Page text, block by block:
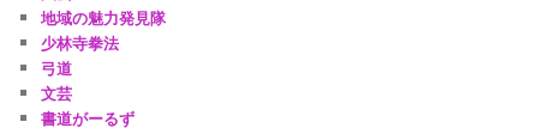
地域の魅力発見隊
少林寺拳法
弓道
文芸
書道がーるず